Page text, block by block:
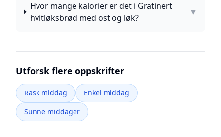
Hvor mange kalorier er det i Gratinert
hvitløksbrød med ost og løk?
▼
Utforsk flere oppskrifter
Rask middag
Enkel middag
Sunne middager